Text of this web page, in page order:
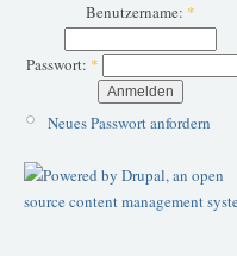
Benutzername: *
Passwort: *
Neues Passwort anfordern